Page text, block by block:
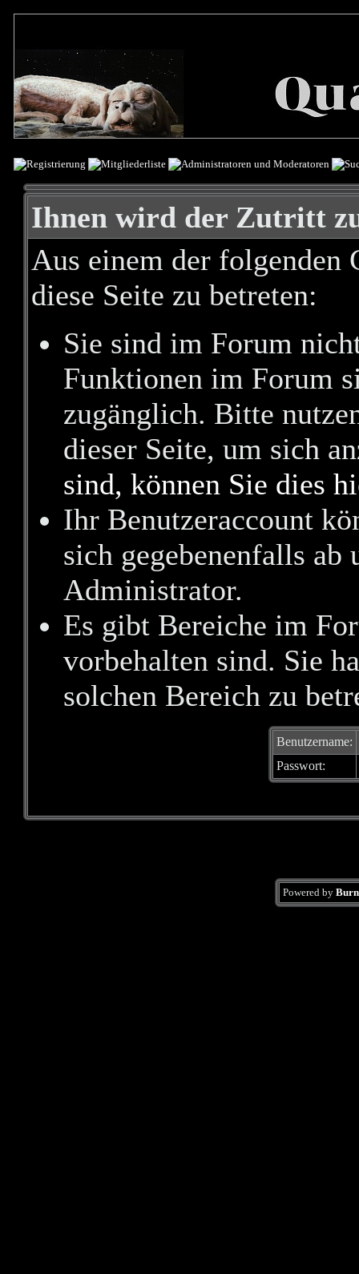
Ihnen wird der Zutritt
Aus einem der folgenden
diese Seite zu betreten:
Sie sind im Forum
Funktionen im Forum
zugänglich. Bitte
dieser Seite, um sich
sind, können Sie dies
Ihr Benutzeraccount
sich gegebenenfalls ab
Administrator.
Es gibt Bereiche im
vorbehalten sind. Sie
solchen Bereich zu
Benutzername:
Passwort:
Powered by